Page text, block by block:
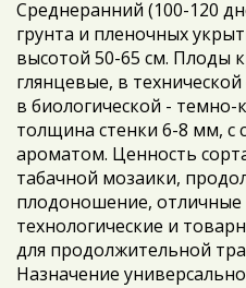
Среднеранний (100-120
грунта и пленочных
высотой 50-65 см. Плоды
глянцевые, в
в биологической - темно-
толщина стенки 6-8 мм,
ароматом. Ценность
табачной мозаики,
плодоношение, отличные
технологические и
для продолжительной
Назначение